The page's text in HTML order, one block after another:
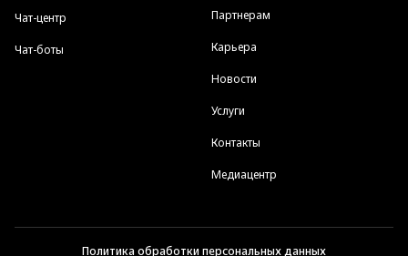
Чат-центр
Чат-боты
Партнерам
Карьера
Новости
Услуги
Контакты
Медиацентр
Политика обработки персональных данных